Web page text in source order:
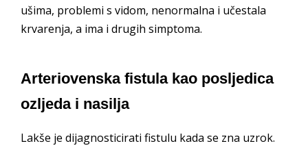
ušima, problemi s vidom, nenormalna i učestala
krvarenja, a ima i drugih simptoma.
Arteriovenska fistula kao posljedica
ozljeda i nasilja
Lakše je dijagnosticirati fistulu kada se zna uzrok.